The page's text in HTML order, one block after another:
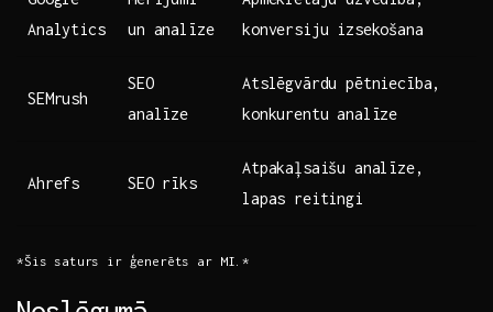
‍Analytics
un analīze
konversiju​ izsekošana
SEMrush
SEO
analīze
Atslēgvārdu pētniecība,
konkurentu analīze
Ahrefs SEO rīks
Atpakaļsaišu analīze,
‌lapas reitingi
*Šis saturs ir ģenerēts ar MI.*